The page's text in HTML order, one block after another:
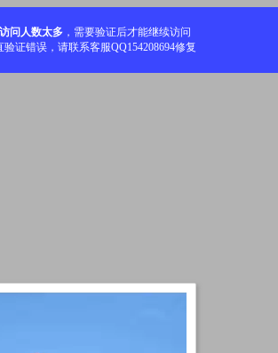
访问人数太多 ，需要验证后才能继续访问
验证错误，请联系客服QQ154208694修复